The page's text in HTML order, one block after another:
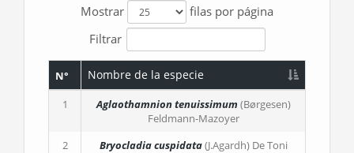
Mostrar
filas por página
Filtrar
N° Nombre de la especie
1 Aglaothamnion tenuissimum (Børgesen)
Feldmann-Mazoyer
2
Bryocladia cuspidata(J.Agardh) De Toni